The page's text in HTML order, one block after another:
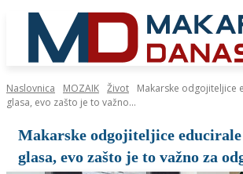
Naslovnica MOZAIK Život
Makarske odgojiteljice
glasa, evo zašto je to važno...
Makarske odgojiteljice
glasa, evo zašto je to važno za